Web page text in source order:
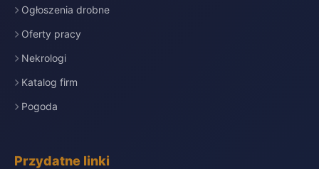
Ogłoszenia drobne
Oferty pracy
Nekrologi
Katalog firm
Pogoda
Przydatne linki